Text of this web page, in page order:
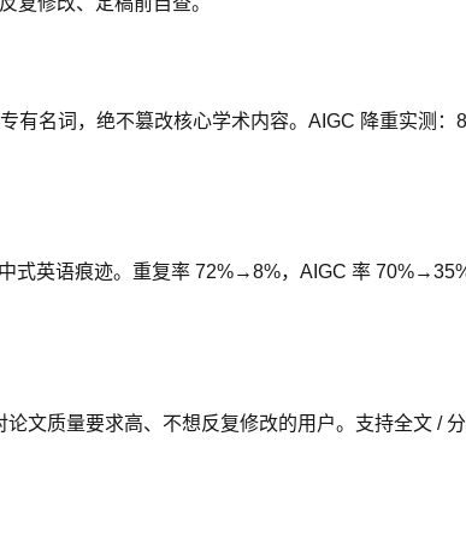
有名词，绝不篡改核心学术内容。AIGC 降重实测
式英语痕迹。重复率 72%→8%，AIGC 率
文质量要求高、不想反复修改的用户。支持全文 /